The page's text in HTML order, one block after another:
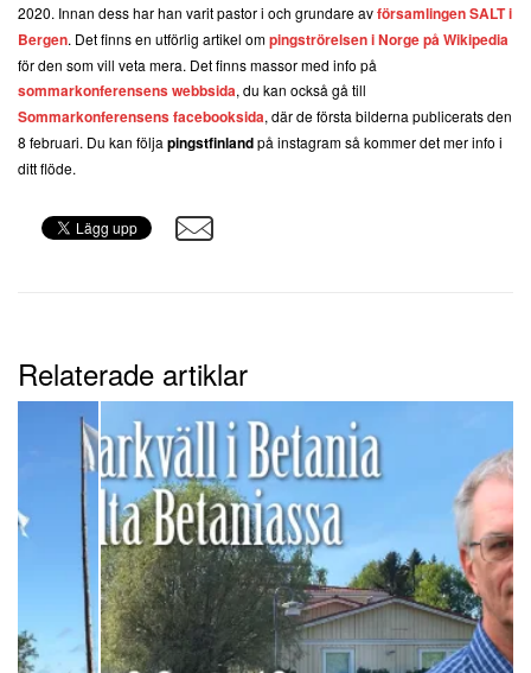
2020. Innan dess har han varit pastor i och grundare avförsamlingen SALT i
Bergen. Det finns en utförlig artikel ompingströrelsen i Norge på Wikipedia
för den som vill veta mera. Det finns massor med info på
sommarkonferensens webbsida, du kan också gå till
Sommarkonferensens facebooksida, där de första bilderna publicerats den
8 februari. Du kan följapingstfinlandpå instagram så kommer det mer info i
ditt flöde.
Relaterade artiklar